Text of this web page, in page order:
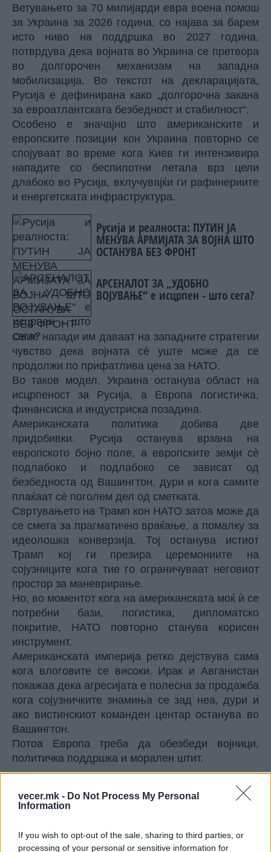
vecer.mk - Do Not Process My Personal
Information
If you wish to opt-out of the sale, sharing to third parties, or
processing of your personal or sensitive information for
Ветувањето за 70 милијарди евра воена помош
за Украина за 2026 година, со најава за барем
исто ниво на поддршка во 2027 година,
потврдува дека војната во Украина се претвора
во долгорочен механизам на западна
мобилизација. Во текстот на декларацијата,
Русија е дефинирана како „долгорочна закана
за евроатлантската безбедност и стабилност“.
Особено е значајно што американските и
европските позиции кон Украина повторно се
спојуваат во време кога Киев ги интензивира
нападите со беспилотни летала врз цели
длабоко во Русија, вклучувајќи ги рафинериите
и енергетската инфраструктура.
Русија и реалноста: ПУТИН ЈА
МЕНУВА АРМИЈАТА ЗА ВОЈНА ШТО
ОСТАНУВА БЕЗ ФРОНТ
АРСЕНАЛОТ ЗА „УДОБНО
ВОЈУВАЊЕ“ е исцрпен - што сега?
Овие напади им даваат на западните стратегии
чувство дека војната сè уште може да се
продолжи по прифатлива цена за НАТО.
Во таков модел, Украина останува област на
исцрпеност за Русија, а Европа логистичка,
финансиска и индустриска позадина.
Американската политика добива две
придобивки. Русија останува врзана на
европското бојно поле, а европските земји сè
подлабоко и подлабоко се зависат од
безбедноста од Вашингтон, дури и кога самите
плаќаат сè поголем дел од сметката.
Свртувањето на Трамп кон НАТО затоа може да
се смета за прагматично враќање, а помалку за
идеолошка конверзија. Тој останува истиот
Трамп кој ги презира церемониите на
сојузниците кога тие го ограничуваат неговиот
простор за маневрирање.
Но, во моментот кога на американската моќ ѝ се
потребни бази, логистика, дипломатско
покритие, НАТО повторно станува корисен
инструмент.
Американската империја ретко дејствува сама
кога влоговите се високи. Ирак и Авганистан
покажаа дека агресијата е полесна за продажба
кога сојузничките знамиња се зад неа, дури и
ако вистинскиот команден центар останува во
Вашингтон.
Потоа Европа треба да обезбеди војници,
политичка поддршка и морален штит.